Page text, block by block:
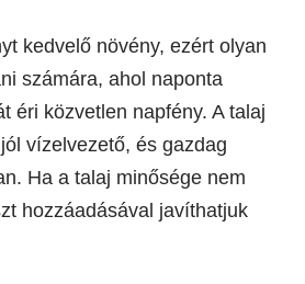
kedvelő növény, ezért olyan
számára, ahol naponta
éri közvetlen napfény. A talaj
vízelvezető, és gazdag
Ha a talaj minősége nem
hozzáadásával javíthatjuk